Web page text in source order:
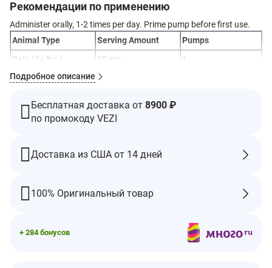
Рекомендации по применению
Administer orally, 1-2 times per day. Prime pump before first use.
Animal Type
Serving Amount
Pumps
Cats (2+ lbs.)
10 mg
1
Toy Breed Dogs (up
10 mg
Small Breed Dogs
(15-29 lbs.)
20 mg
(30-49 lbs.)
Giant Breed Dogs
80 mg
Ингредиенты
Подробное описание
Бесплатная доставка от 8900 ₽
по промокоду VEZI
Доставка из США от 14 дней
100% Оригинальный товар
+ 284 бонусов